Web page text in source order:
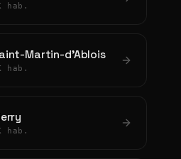
hab.
Martin-d'Ablois
hab.
hab.